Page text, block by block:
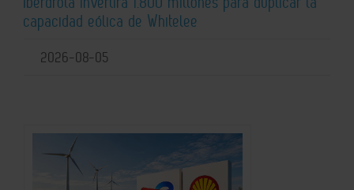
capacidad eólica de Whitelee
2026-08-05